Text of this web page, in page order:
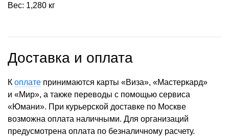
Вес: 1,280 кг
Доставка и оплата
К оплате принимаются карты «Виза», «Мастеркард»
и «Мир», а также переводы с помощью сервиса
«Юмани». При курьерской доставке по Москве
возможна оплата наличными. Для организаций
предусмотрена оплата по безналичному расчету.